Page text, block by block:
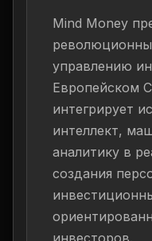
Mind Money
управлению
Европейском
интегрирует
интеллект,
аналитику в
создания
инвесторов.